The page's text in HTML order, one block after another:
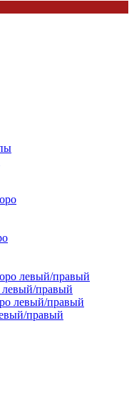
левый/правый
правый
левый/правый
правый